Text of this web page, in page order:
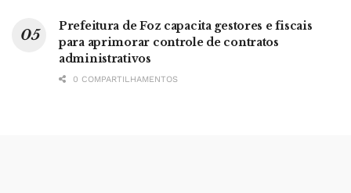
Prefeitura de Foz capacita gestores e fiscais
para aprimorar controle de contratos
administrativos
0 COMPARTILHAMENTOS